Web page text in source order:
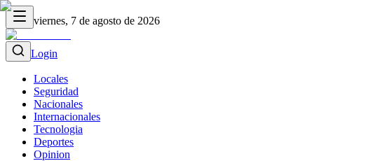
viernes, 7 de agosto de 2026
Login
Locales
Seguridad
Nacionales
Internacionales
Tecnologia
Deportes
Opinion